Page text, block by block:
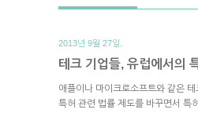
2013년 9월 27일.
테크 기업들, 유럽에서의
애플이나 마이크로소프트와 같은 테
특허 관련 법률 제도를 바꾸면서 특